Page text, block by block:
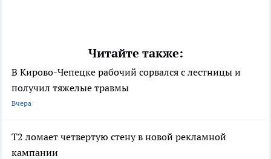
Читайте также:
В Кирово-Чепецке рабочий сорвался с лестницы и
получил тяжелые травмы
Вчера
Т2 ломает четвертую стену в новой рекламной
кампании